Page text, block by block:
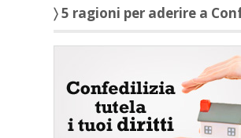
〉 5 ragioni per aderire a